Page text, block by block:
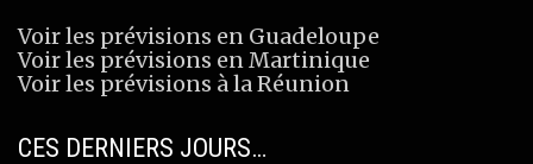
Voir les prévisions en Guadeloupe
Voir les prévisions en Martinique
Voir les prévisions à la Réunion
CES DERNIERS JOURS…